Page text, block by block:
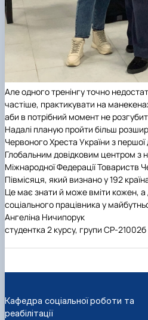
Але одного тренінгу точно
частіше, практикувати на
аби в потрібний момент не
Надалі планую пройти більш
Червоного Хреста України з
Глобальним довідковим центром з
Міжнародної Федерації Товариств
Півмісяця, який визнано у 192
Це має знати й може вміти кожен,
соціального працівника у
Ангеліна Ничипорук
студентка 2 курсу, групи СР-21002б
Кафедра соціальної роботи та
реабілітації